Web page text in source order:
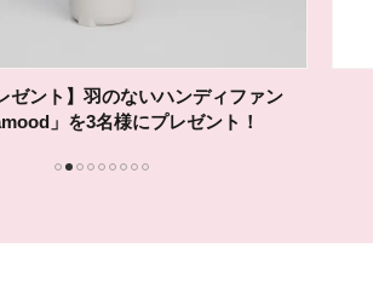
リクイドリップの現品を10名様に！